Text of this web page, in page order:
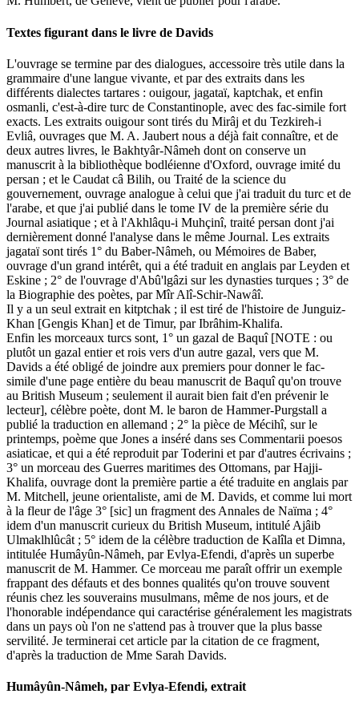
Textes figurant dans le livre de Davids
L'ouvrage se termine par des dialogues, accessoire très utile dans la
grammaire d'une langue vivante, et par des extraits dans les
différents dialectes tartares : ouigour, jagataï, kaptchak, et enfin
osmanli, c'est-à-dire turc de Constantinople, avec des fac-simile fort
exacts. Les extraits ouigour sont tirés du Mirâj et du Tezkireh-i
Evliâ, ouvrages que M. A. Jaubert nous a déjà fait connaître, et de
deux autres livres, le Bakhtyâr-Nâmeh dont on conserve un
manuscrit à la bibliothèque bodléienne d'Oxford, ouvrage imité du
persan ; et le Caudat câ Bilih, ou Traité de la science du
gouvernement, ouvrage analogue à celui que j'ai traduit du turc et de
l'arabe, et que j'ai publié dans le tome IV de la première série du
Journal asiatique ; et à l'Akhlâqu-i Muhçinî, traité persan dont j'ai
dernièrement donné l'analyse dans le même Journal. Les extraits
jagataï sont tirés 1° du Baber-Nâmeh, ou Mémoires de Baber,
ouvrage d'un grand intérêt, qui a été traduit en anglais par Leyden et
Eskine ; 2° de l'ouvrage d'Abû'lgâzi sur les dynasties turques ; 3° de
la Biographie des poètes, par Mîr Alî-Schir-Nawâî.
Il y a un seul extrait en kitptchak ; il est tiré de l'histoire de Junguiz-
Khan [Gengis Khan] et de Timur, par Ibrâhim-Khalifa.
Enfin les morceaux turcs sont, 1° un gazal de Baquî [NOTE : ou
plutôt un gazal entier et rois vers d'un autre gazal, vers que M.
Davids a été obligé de joindre aux premiers pour donner le fac-
simile d'une page entière du beau manuscrit de Baquî qu'on trouve
au British Museum ; seulement il aurait bien fait d'en prévenir le
lecteur], célèbre poète, dont M. le baron de Hammer-Purgstall a
publié la traduction en allemand ; 2° la pièce de Mécihî, sur le
printemps, poème que Jones a inséré dans ses Commentarii poesos
asiaticae, et qui a été reproduit par Toderini et par d'autres écrivains ;
3° un morceau des Guerres maritimes des Ottomans, par Hajji-
Khalifa, ouvrage dont la première partie a été traduite en anglais par
M. Mitchell, jeune orientaliste, ami de M. Davids, et comme lui mort
à la fleur de l'âge 3° [sic] un fragment des Annales de Naïma ; 4°
idem d'un manuscrit curieux du British Museum, intitulé Ajâib
Ulmaklhlûcât ; 5° idem de la célèbre traduction de Kalîla et Dimna,
intitulée Humâyûn-Nâmeh, par Evlya-Efendi, d'après un superbe
manuscrit de M. Hammer. Ce morceau me paraît offrir un exemple
frappant des défauts et des bonnes qualités qu'on trouve souvent
réunis chez les souverains musulmans, même de nos jours, et de
l'honorable indépendance qui caractérise généralement les magistrats
dans un pays où l'on ne s'attend pas à trouver que la plus basse
servilité. Je terminerai cet article par la citation de ce fragment,
d'après la traduction de Mme Sarah Davids.
Humâyûn-Nâmeh, par Evlya-Efendi, extrait